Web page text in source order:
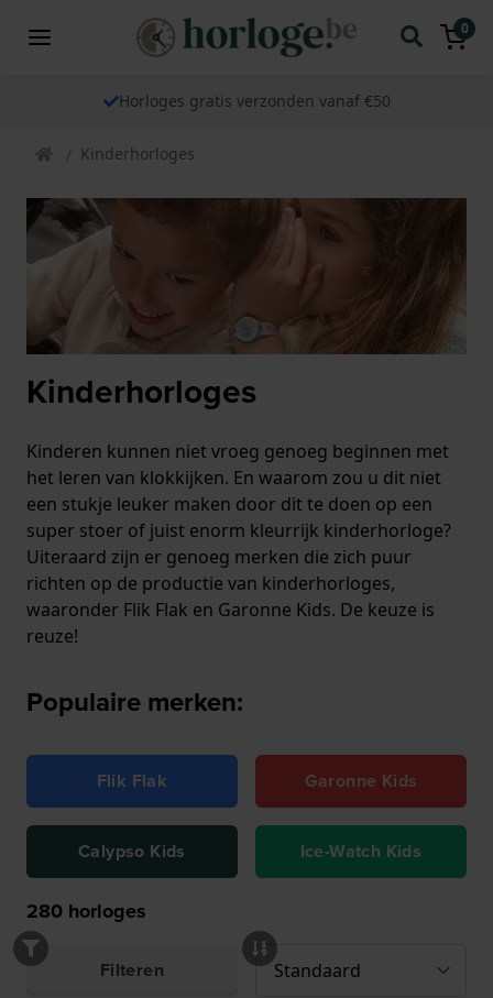
0
Horloges gratis verzonden vanaf €50
Kinderhorloges
Kinderhorloges
Kinderen kunnen niet vroeg genoeg beginnen met
het leren van klokkijken. En waarom zou u dit niet
een stukje leuker maken door dit te doen op een
super stoer of juist enorm kleurrijk kinderhorloge?
Uiteraard zijn er genoeg merken die zich puur
richten op de productie van kinderhorloges,
waaronder Flik Flak en Garonne Kids. De keuze is
reuze!
Populaire merken:
Flik Flak Garonne Kids
Calypso Kids Ice-Watch Kids
280 horloges
Filteren